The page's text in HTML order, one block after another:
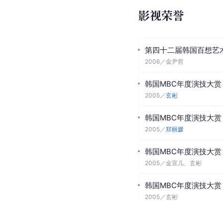
影视荣誉
第四十二届韩国百想艺
2006 ／金尹哲
韩国MBC年度演技大赏
2005 ／玄彬
韩国MBC年度演技大赏
2005 ／郑丽媛
韩国MBC年度演技大赏
2005 ／金宣儿、玄彬
韩国MBC年度演技大赏
2005 ／玄彬